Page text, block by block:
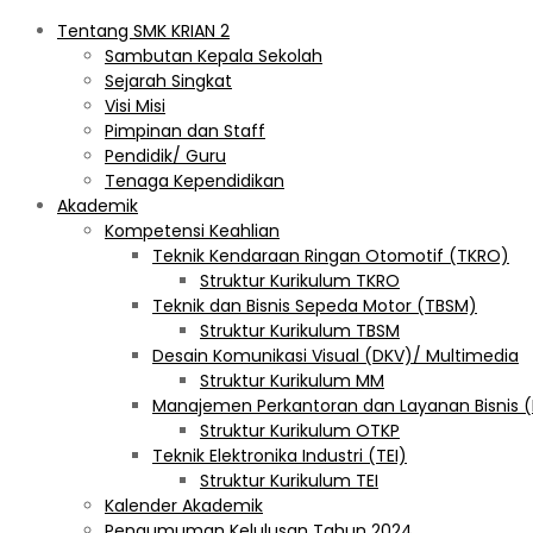
Tentang SMK KRIAN 2
Sambutan Kepala Sekolah
Sejarah Singkat
Visi Misi
Pimpinan dan Staff
Pendidik/ Guru
Tenaga Kependidikan
Akademik
Kompetensi Keahlian
Teknik Kendaraan Ringan Otomotif (TKRO)
Struktur Kurikulum TKRO
Teknik dan Bisnis Sepeda Motor (TBSM)
Struktur Kurikulum TBSM
Desain Komunikasi Visual (DKV)/ Multimedia
Struktur Kurikulum MM
Manajemen Perkantoran dan Layanan Bisnis
Struktur Kurikulum OTKP
Teknik Elektronika Industri (TEI)
Struktur Kurikulum TEI
Kalender Akademik